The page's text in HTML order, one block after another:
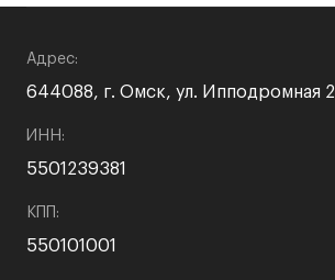
Адрес:
644088, г. Омск, ул. Ипподромная 2
ИНН:
5501239381
КПП:
550101001